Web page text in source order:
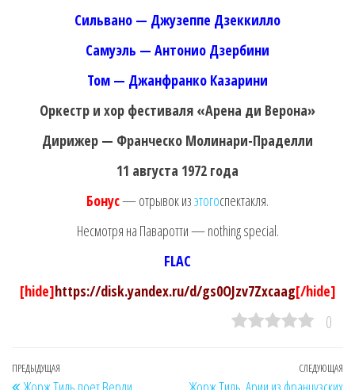
Сильвано — Джузеппе Дзеккилло
Самуэль — Антонио Дзербини
Том — Джанфранко Казарини
Оркестр и хор фестиваля «Арена ди Верона»
Дирижер — Франческо Молинари-Праделли
11 августа 1972 года
Бонус— отрывок изэтогоспектакля.
Несмотря на Паваротти — nothing special.
FLAC
[hide]https://disk.yandex.ru/d/gs0OJzv7Zxcaag[/hide]
0
Навигация
Предыдущая
ПРЕДЫДУЩАЯ СЛЕДУЮЩАЯ